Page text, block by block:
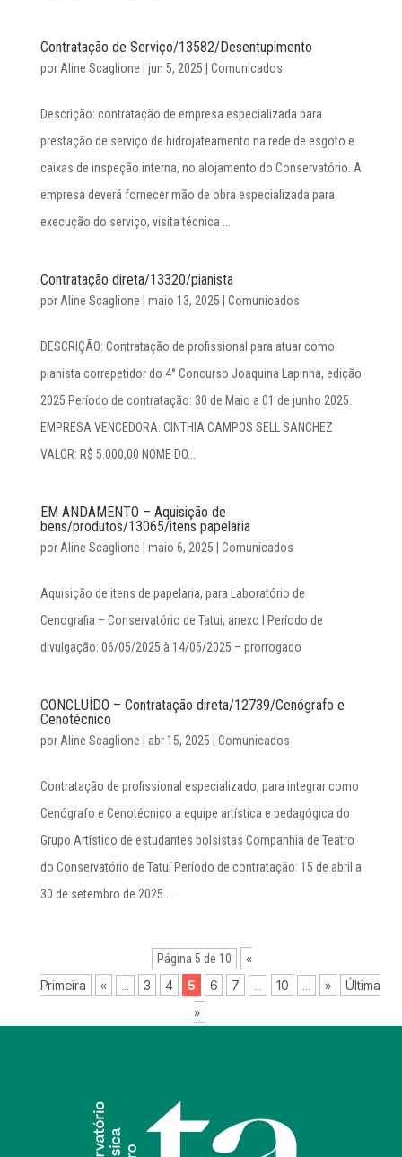
Contratação de Serviço/13582/Desentupimento
por Aline Scaglione jun 5, 2025 Comunicados
Descrição: contratação de empresa especializada para
prestação de serviço de hidrojateamento na rede de esgoto e
caixas de inspeção interna, no alojamento do Conservatório. A
empresa deverá fornecer mão de obra especializada para
execução do serviço, visita técnica ...
Contratação direta/13320/pianista
por Aline Scaglione maio 13, 2025 Comunicados
DESCRIÇÃO: Contratação de profissional para atuar como
pianista correpetidor do 4° Concurso Joaquina Lapinha, edição
2025 Período de contratação: 30 de Maio a 01 de junho 2025.
EMPRESA VENCEDORA: CINTHIA CAMPOS SELL SANCHEZ
VALOR: R$ 5.000,00 NOME DO...
EM ANDAMENTO – Aquisição de
bens/produtos/13065/itens papelaria
por Aline Scaglione maio 6, 2025 Comunicados
Aquisição de itens de papelaria, para Laboratório de
Cenografia – Conservatório de Tatui, anexo I Período de
divulgação: 06/05/2025 à 14/05/2025 – prorrogado
CONCLUÍDO – Contratação direta/12739/Cenógrafo e
Cenotécnico
por Aline Scaglione abr 15, 2025 Comunicados
Contratação de profissional especializado, para integrar como
Cenógrafo e Cenotécnico a equipe artística e pedagógica do
Grupo Artístico de estudantes bolsistas Companhia de Teatro
do Conservatório de Tatuí Período de contratação: 15 de abril a
30 de setembro de 2025....
Página 5 de 10
«
Primeira
« 3 4 5 6 7 10 »
Última
»